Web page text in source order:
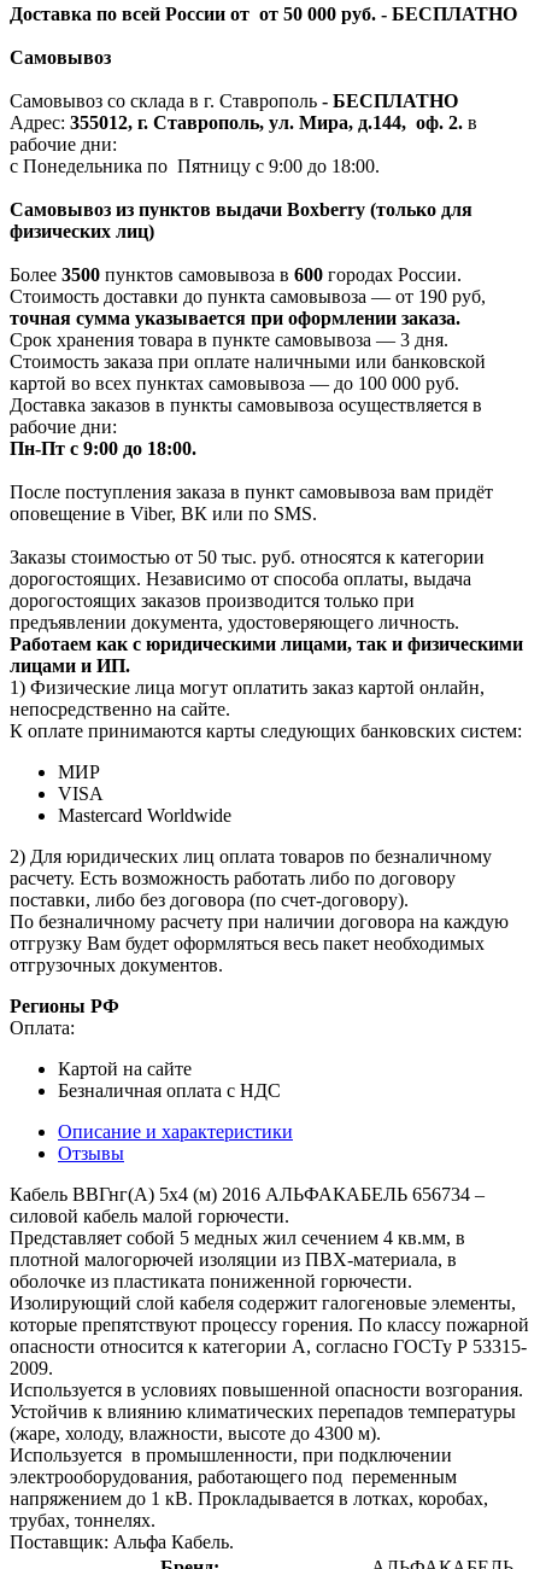
Доставка по всей России от от 50 000 руб. - БЕСПЛАТНО
Самовывоз
Самовывоз со склада в г. Ставрополь - БЕСПЛАТНО
Адрес: 355012, г. Ставрополь, ул. Мира, д.144, оф. 2. в
рабочие дни:
с Понедельника по Пятницу с 9:00 до 18:00.
Самовывоз из пунктов выдачи Boxberry (только для
физических лиц)
Более 3500 пунктов самовывоза в 600 городах России.
Стоимость доставки до пункта самовывоза — от 190 руб,
точная сумма указывается при оформлении заказа.
Срок хранения товара в пункте самовывоза — 3 дня.
Стоимость заказа при оплате наличными или банковской
картой во всех пунктах самовывоза — до 100 000 руб.
Доставка заказов в пункты самовывоза осуществляется в
рабочие дни:
Пн-Пт с 9:00 до 18:00.
После поступления заказа в пункт самовывоза вам придёт
оповещение в Viber, ВК или по SMS.
Заказы стоимостью от 50 тыс. руб. относятся к категории
дорогостоящих. Независимо от способа оплаты, выдача
дорогостоящих заказов производится только при
предъявлении документа, удостоверяющего личность.
Работаем как с юридическими лицами, так и физическими
лицами и ИП.
1) Физические лица могут оплатить заказ картой онлайн,
непосредственно на сайте.
К оплате принимаются карты следующих банковских систем:
МИР
VISA
Mastercard Worldwide
2) Для юридических лиц оплата товаров по безналичному
расчету. Есть возможность работать либо по договору
поставки, либо без договора (по счет-договору).
По безналичному расчету при наличии договора на каждую
отгрузку Вам будет оформляться весь пакет необходимых
отгрузочных документов.
Регионы РФ
Оплата:
Картой на сайте
Безналичная оплата с НДС
Описание и характеристики
Отзывы
Кабель ВВГнг(А) 5х4 (м) 2016 АЛЬФАКАБЕЛЬ 656734 –
силовой кабель малой горючести.
Представляет собой 5 медных жил сечением 4 кв.мм, в
плотной малогорючей изоляции из ПВХ-материала, в
оболочке из пластиката пониженной горючести.
Изолирующий слой кабеля содержит галогеновые элементы,
которые препятствуют процессу горения. По классу пожарной
опасности относится к категории А, согласно ГОСТу Р 53315-
2009.
Используется в условиях повышенной опасности возгорания.
Устойчив к влиянию климатических перепадов температуры
(жаре, холоду, влажности, высоте до 4300 м).
Используется в промышленности, при подключении
электрооборудования, работающего под переменным
напряжением до 1 кВ. Прокладывается в лотках, коробах,
трубах, тоннелях.
Поставщик: Альфа Кабель.